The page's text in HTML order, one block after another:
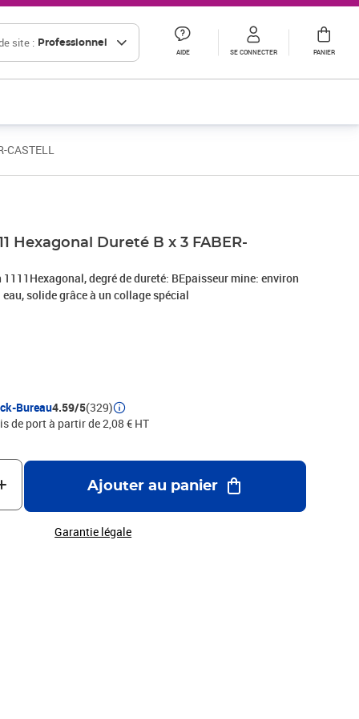
site : Professionnel
AIDE SE CONNECTER PANIER
CASTELL
Hexagonal Dureté B x 3 FABER-
1111Hexagonal, degré de dureté: BEpaisseur mine: environ
solide grâce à un collage spécial
Bureau4.59/5(329)
de port à partir de 2,08 € HT
Ajouter au panier
Garantie légale